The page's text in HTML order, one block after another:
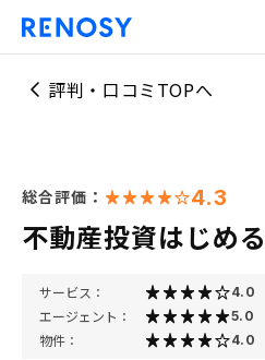
評判・口コミTOPへ
総合評価： 4.3
不動産投資はじめ
サービス： 4.0
エージェント： 5.0
物件： 4.0